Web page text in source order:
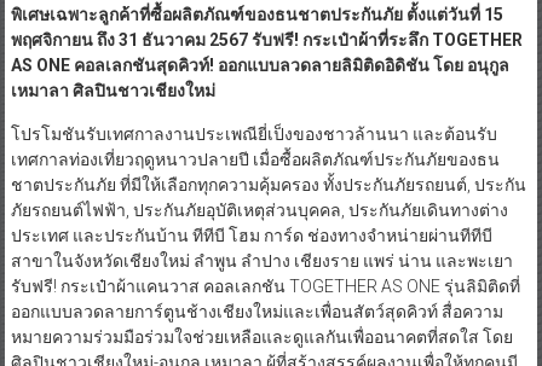
พิเศษเฉพาะลูกค้าที่ซื้อผลิตภัณฑ์ของธนชาตประกันภัย ตั้งแต่วันที่ 15
พฤศจิกายน ถึง 31 ธันวาคม 2567 รับฟรี! กระเป๋าผ้าที่ระลึก TOGETHER
AS ONE คอลเลกชันสุดคิวท์! ออกแบบลวดลายลิมิติดอิดิชัน โดย อนุกูล
เหมาลา ศิลปินชาวเชียงใหม่
โปรโมชันรับเทศกาลงานประเพณียี่เป็งของชาวล้านนา และต้อนรับ
เทศกาลท่องเที่ยวฤดูหนาวปลายปี เมื่อซื้อผลิตภัณฑ์ประกันภัยของธน
ชาตประกันภัย ที่มีให้เลือกทุกความคุ้มครอง ทั้งประกันภัยรถยนต์, ประกัน
ภัยรถยนต์ไฟฟ้า, ประกันภัยอุบัติเหตุส่วนบุคคล, ประกันภัยเดินทางต่าง
ประเทศ และประกันบ้าน ทีทีบี โฮม การ์ด ช่องทางจำหน่ายผ่านทีทีบี
สาขาในจังหวัดเชียงใหม่ ลำพูน ลำปาง เชียงราย แพร่ น่าน และพะเยา
รับฟรี! กระเป๋าผ้าแคนวาส คอลเลกชัน TOGETHER AS ONE รุ่นลิมิติดที่
ออกแบบลวดลายการ์ตูนช้างเชียงใหม่และเพื่อนสัตว์สุดคิวท์ สื่อความ
หมายความร่วมมือร่วมใจช่วยเหลือและดูแลกันเพื่ออนาคตที่สดใส โดย
ศิลปินชาวเชียงใหม่-อนุกูล เหมาลา ผู้ที่สร้างสรรค์ผลงานเพื่อให้ทุกคนมี